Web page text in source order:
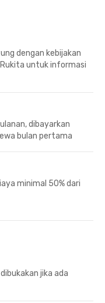
dengan kebijakan
untuk informasi
dibayarkan
bulan pertama
minimal 50% dari
jika ada